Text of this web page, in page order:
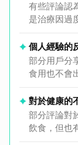
有些評論認
是治療因過
個人經驗的
部分用戶分
食用也不會
對於健康的
部分評論對
飲食，但也